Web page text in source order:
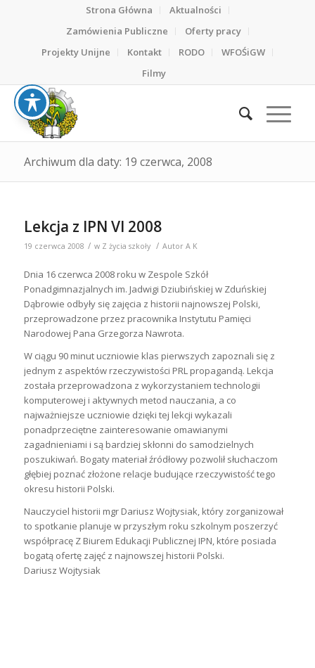
Strona Główna
Aktualności
Zamówienia Publiczne
Oferty pracy
Projekty Unijne
Kontakt RODO
WFOŚiGW
Filmy
Archiwum dla daty: 19 czerwca, 2008
Lekcja z IPN VI 2008
19 czerwca 2008 / w Z życia szkoły / Autor A K
Dnia 16 czerwca 2008 roku w Zespole Szkół
Ponadgimnazjalnych im. Jadwigi Dziubińskiej w Zduńskiej
Dąbrowie odbyły się zajęcia z historii najnowszej Polski,
przeprowadzone przez pracownika Instytutu Pamięci
Narodowej Pana Grzegorza Nawrota.
W ciągu 90 minut uczniowie klas pierwszych zapoznali się z
jednym z aspektów rzeczywistości PRL propagandą. Lekcja
została przeprowadzona z wykorzystaniem technologii
komputerowej i aktywnych metod nauczania, a co
najważniejsze uczniowie dzięki tej lekcji wykazali
ponadprzeciętne zainteresowanie omawianymi
zagadnieniami i są bardziej skłonni do samodzielnych
poszukiwań. Bogaty materiał źródłowy pozwolił słuchaczom
głębiej poznać złożone relacje budujące rzeczywistość tego
okresu historii Polski.
Nauczyciel historii mgr Dariusz Wojtysiak, który zorganizował
to spotkanie planuje w przyszłym roku szkolnym poszerzyć
współpracę Z Biurem Edukacji Publicznej IPN, które posiada
bogatą ofertę zajęć z najnowszej historii Polski.
Dariusz Wojtysiak